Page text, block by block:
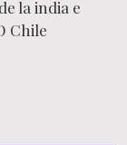
la india e
Chile